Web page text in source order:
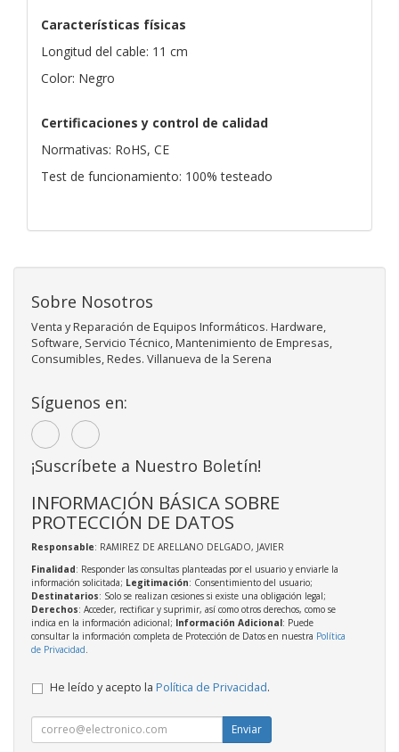
Características físicas
Longitud del cable: 11 cm
Color: Negro
Certificaciones y control de calidad
Normativas: RoHS, CE
Test de funcionamiento: 100% testeado
Sobre Nosotros
Venta y Reparación de Equipos Informáticos. Hardware,
Software, Servicio Técnico, Mantenimiento de Empresas,
Consumibles, Redes. Villanueva de la Serena
Síguenos en:
¡Suscríbete a Nuestro Boletín!
INFORMACIÓN BÁSICA SOBRE
PROTECCIÓN DE DATOS
Responsable: RAMIREZ DE ARELLANO DELGADO, JAVIER
Finalidad: Responder las consultas planteadas por el usuario y enviarle la
información solicitada; Legitimación: Consentimiento del usuario;
Destinatarios: Solo se realizan cesiones si existe una obligación legal;
Derechos: Acceder, rectificar y suprimir, así como otros derechos, como se
indica en la información adicional; Información Adicional: Puede
consultar la información completa de Protección de Datos en nuestra Política
de Privacidad
He leído y acepto la Política de Privacidad.
Enviar